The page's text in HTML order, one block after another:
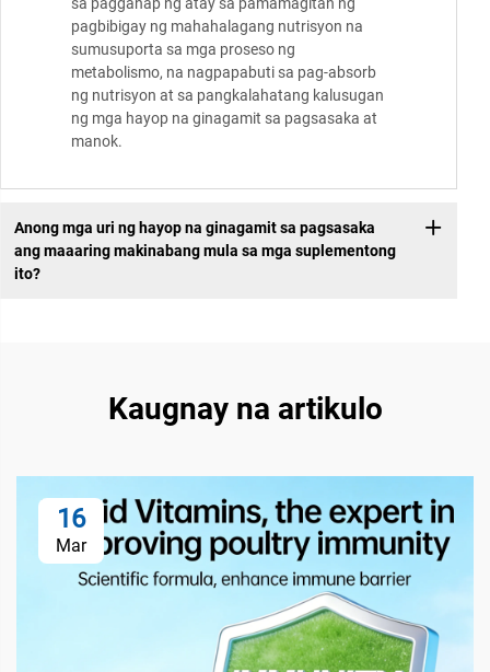
pagbibigay ng mahahalagang nutrisyon na
sumusuporta sa mga proseso ng
metabolismo, na nagpapabuti sa pag-absorb
ng nutrisyon at sa pangkalahatang kalusugan
ng mga hayop na ginagamit sa pagsasaka at
manok.
Anong mga uri ng hayop na ginagamit sa pagsasaka
ang maaaring makinabang mula sa mga suplementong
ito?
Kaugnay na artikulo
16
Mar